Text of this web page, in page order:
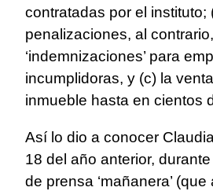
contratadas por el instituto;
penalizaciones, al contrario,
‘indemnizaciones’ para
incumplidoras, y (c) la
inmueble hasta en cientos
Así lo dio a conocer
18 del año anterior,
de prensa ‘mañanera’